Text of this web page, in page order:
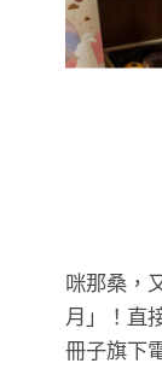
咪那桑，
月」！直
冊子旗下